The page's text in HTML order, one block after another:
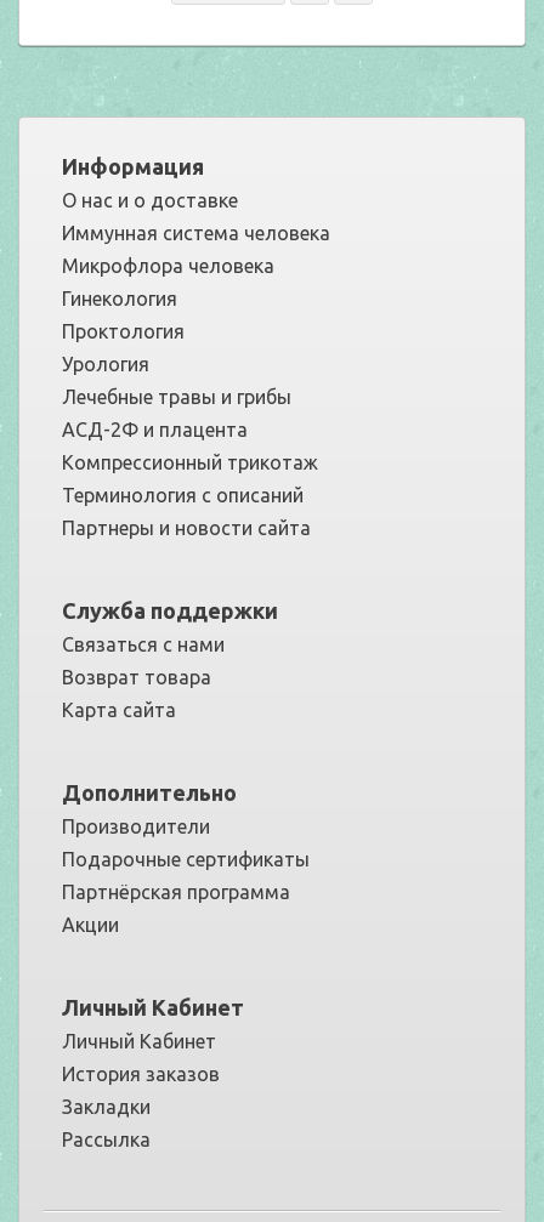
Информация
О нас и о доставке
Иммунная система человека
Микрофлора человека
Гинекология
Проктология
Урология
Лечебные травы и грибы
АСД-2Ф и плацента
Компрессионный трикотаж
Терминология с описаний
Партнеры и новости сайта
Служба поддержки
Связаться с нами
Возврат товара
Карта сайта
Дополнительно
Производители
Подарочные сертификаты
Партнёрская программа
Акции
Личный Кабинет
Личный Кабинет
История заказов
Закладки
Рассылка